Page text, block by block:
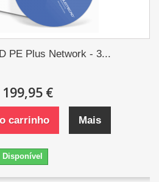
PE Plus Network - 3...
199,95 €
carrinho Mais
Disponível